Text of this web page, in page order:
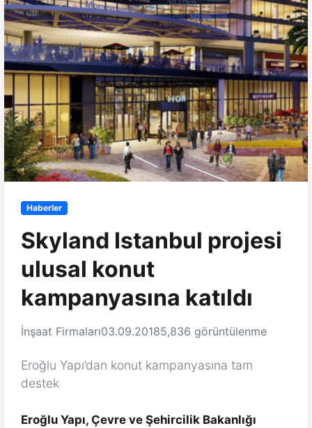
Haberler
Skyland Istanbul projesi
ulusal konut
kampanyasına katıldı
İnşaat Firmaları03.09.20185,836 görüntülenme
Eroğlu Yapı’dan konut kampanyasına tam
destek
Eroğlu Yapı, Çevre ve Şehircilik Bakanlığı